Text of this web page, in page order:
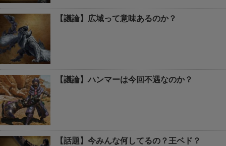
【議論】広域って意味あるのか？
【議論】ハンマーは今回不遇なのか？
【話題】今みんな何してるの？王ベド？